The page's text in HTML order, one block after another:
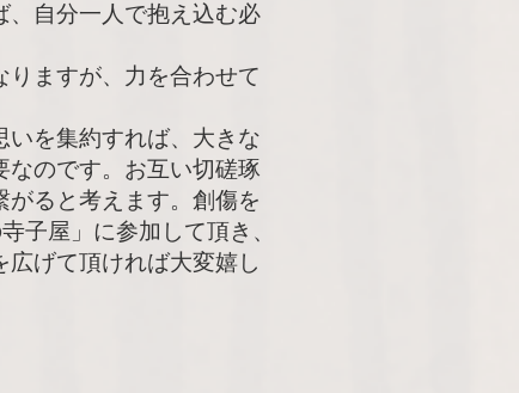
、自分一人で抱え込む必
ますが、力を合わせて
いを集約すれば、大きな
のです。お互い切磋琢
ると考えます。創傷を
子屋」に参加して頂き、
げて頂ければ大変嬉し